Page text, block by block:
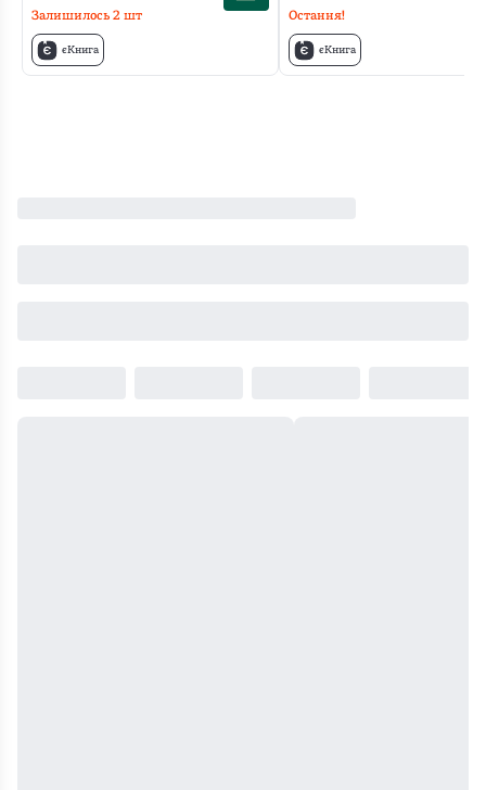
Залишилось 2 шт
єКнига
Остання!
єКнига